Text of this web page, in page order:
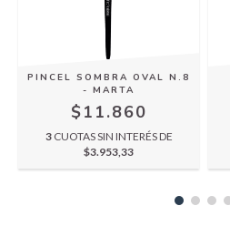
PINCEL SOMBRA OVAL N.8
- MARTA
$11.860
3 CUOTAS SIN INTERÉS DE
$3.953,33